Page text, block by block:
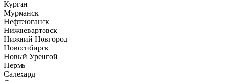
Курган
Мурманск
Нефтеюганск
Нижневартовск
Нижний Новгород
Новосибирск
Новый Уренгой
Пермь
Салехард